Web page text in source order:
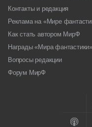
Контакты и редакция
Реклама на «Мире
Как стать автором МирФ
Награды «Мира фантастики»
Вопросы редакции
Форум МирФ